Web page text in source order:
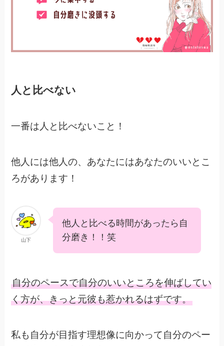
人と比べない
一番は人と比べないこと！
他人には他人の、あなたにはあなたのいいとこ
ろがあります！
山下
他人と比べる時間があったら自
分磨き！！笑
自分のペースで自分のいいところを伸ばしてい
く方が、きっと元彼も惹かれるはずです。
私も自分が目指す理想像に向かって自分のペー